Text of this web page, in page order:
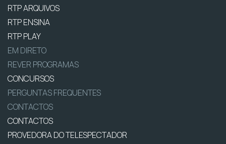
RTP ARQUIVOS
RTP ENSINA
RTP PLAY
EM DIRETO
REVER PROGRAMAS
CONCURSOS
PERGUNTAS FREQUENTES
CONTACTOS
CONTACTOS
PROVEDORA DO TELESPECTADOR